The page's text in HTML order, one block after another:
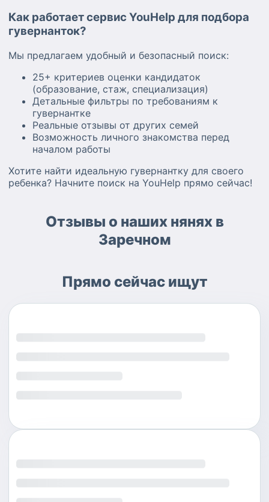
Как работает сервис YouHelp для подбора
гувернанток?
Мы предлагаем удобный и безопасный поиск:
25+ критериев оценки кандидаток
(образование, стаж, специализация)
Детальные фильтры по требованиям к
гувернантке
Реальные отзывы от других семей
Возможность личного знакомства перед
началом работы
Хотите найти идеальную гувернантку для своего
ребенка? Начните поиск на YouHelp прямо сейчас!
Отзывы о наших нянях в
Заречном
Прямо сейчас ищут